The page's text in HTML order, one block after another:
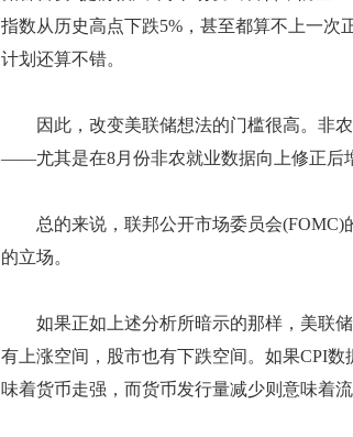
指数从历史高点下跌5%，甚至都算不上一
计划还算不错。
因此，改变美联储想法的门槛很高。非农
——尤其是在8月份非农就业数据向上修正后
总的来说，联邦公开市场委员会(FOMC)
的立场。
如果正如上述分析所暗示的那样，美联储
有上涨空间，股市也有下跌空间。如果CPI
味着货币走强，而货币发行量减少则意味着